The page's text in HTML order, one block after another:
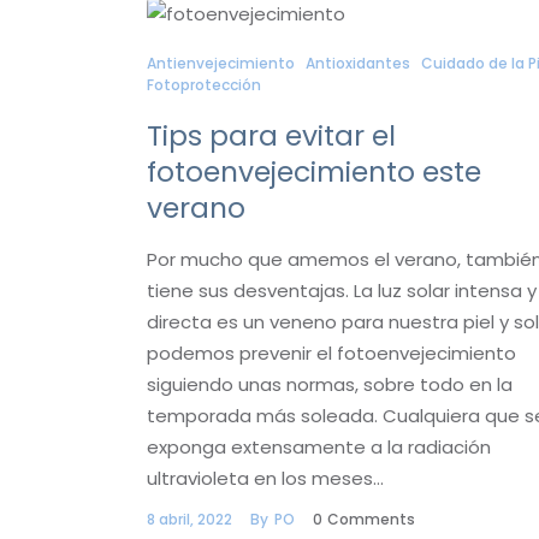
Antienvejecimiento Antioxidantes Cuidado de la
Fotoprotección
Tips para evitar el
fotoenvejecimiento este
verano
Por mucho que amemos el verano,
tiene sus desventajas. La luz solar intensa y
directa es un veneno para nuestra piel y
podemos prevenir el fotoenvejecimiento
siguiendo unas normas, sobre todo en la
temporada más soleada. Cualquiera que
exponga extensamente a la radiación
ultravioleta en los meses…
8 abril, 2022 By PO 0 Comments